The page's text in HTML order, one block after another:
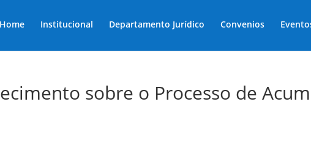
Home Institucional Departamento Jurídico Convenios
sobre o Processo de